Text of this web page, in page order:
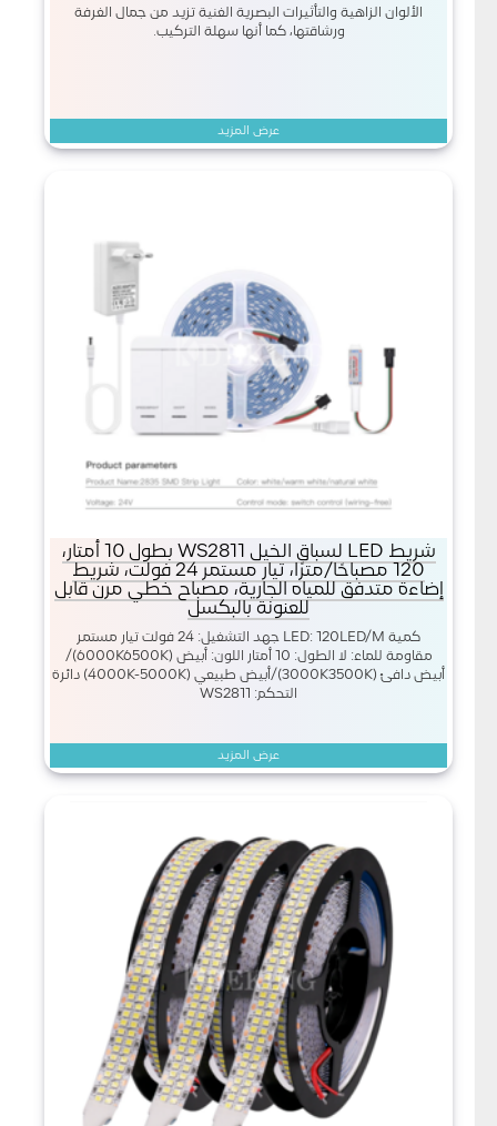
الألوان الزاهية والتأثيرات البصرية الغنية تزيد من جمال الغرفة
ورشاقتها، كما أنها سهلة التركيب.
عرض المزيد
شريط LED لسباق الخيل WS2811 بطول 10 أمتار،
120 مصباحًا/مترًا، تيار مستمر 24 فولت، شريط
إضاءة متدفق للمياه الجارية، مصباح خطي مرن قابل
للعنونة بالبكسل
كمية LED: 120LED/M جهد التشغيل: 24 فولت تيار مستمر
مقاومة للماء: لا الطول: 10 أمتار اللون: أبيض (6000K6500K)/
أبيض دافئ (3000K3500K)/أبيض طبيعي (4000K-5000K) دائرة
التحكم: WS2811
عرض المزيد